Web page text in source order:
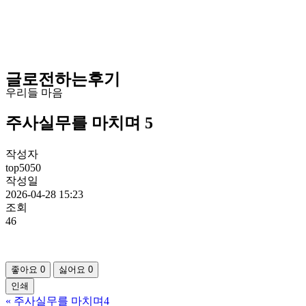
글로전하는후기
우리들 마음
주사실무를 마치며 5
작성자
top5050
작성일
2026-04-28 15:23
조회
46
좋아요 0 싫어요 0
인쇄
« 주사실무를 마치며4